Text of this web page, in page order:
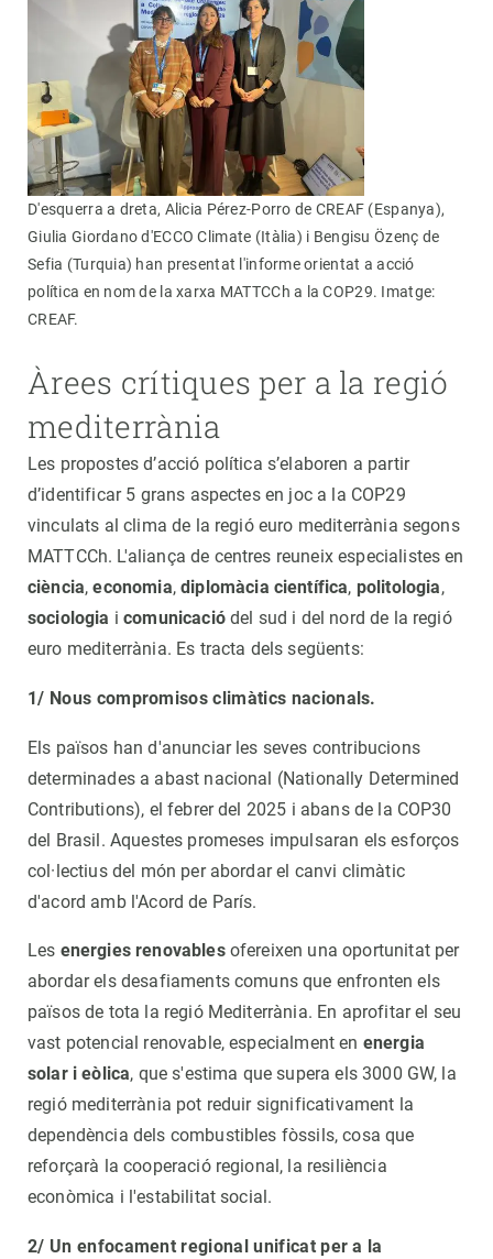
D'esquerra a dreta, Alicia Pérez-Porro de CREAF (Espanya),
Giulia Giordano d'ECCO Climate (Itàlia) i Bengisu Özenç de
Sefia (Turquia) han presentat l'informe orientat a acció
política en nom de la xarxa MATTCCh a la COP29. Imatge:
CREAF.
Àrees crítiques per a la regió
mediterrània
Les propostes d’acció política s’elaboren a partir
d’identificar 5 grans aspectes en joc a la COP29
vinculats al clima de la regió euro mediterrània segons
MATTCCh. L'aliança de centres reuneix especialistes en
ciència,economia,diplomàcia científica, politologia,
sociologia icomunicaciódel sud i del nord de la regió
euro mediterrània. Es tracta dels següents:
1/ Nous compromisos climàtics nacionals.
Els països han d'anunciar les seves contribucions
determinades a abast nacional (Nationally Determined
Contributions), el febrer del 2025 i abans de la COP30
del Brasil. Aquestes promeses impulsaran els esforços
col·lectius del món per abordar el canvi climàtic
d'acord amb l'Acord de París.
Les energies renovablesofereixen una oportunitat per
abordar els desafiaments comuns que enfronten els
països de tota la regió Mediterrània. En aprofitar el seu
vast potencial renovable, especialment en energia
solar i eòlica, que s'estima que supera els 3000 GW, la
regió mediterrània pot reduir significativament la
dependència dels combustibles fòssils, cosa que
reforçarà la cooperació regional, la resiliència
econòmica i l'estabilitat social.
2/ Un enfocament regional unificat per a la